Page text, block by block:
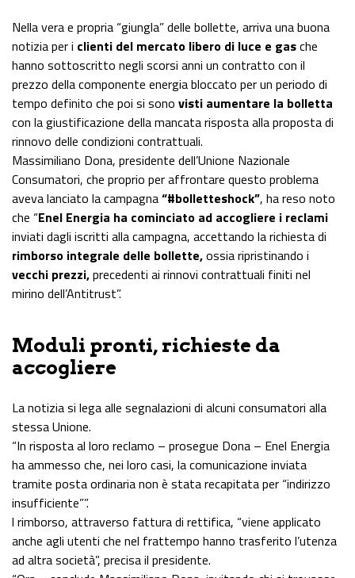
Nella vera e propria “giungla” delle bollette, arriva una buona
notizia per i clienti del mercato libero di luce e gasche
hanno sottoscritto negli scorsi anni un contratto con il
prezzo della componente energia bloccato per un periodo di
tempo definito che poi si sono visti aumentare la bolletta
con la giustificazione della mancata risposta alla proposta di
rinnovo delle condizioni contrattuali.
Massimiliano Dona, presidente dell’Unione Nazionale
Consumatori, che proprio per affrontare questo problema
aveva lanciato la campagna“#bolletteshock”, ha reso noto
che “Enel Energia ha cominciato ad accogliere i reclami
inviati dagli iscritti alla campagna, accettando la richiesta di
rimborso integrale delle bollette,ossia ripristinando i
vecchi prezzi,precedenti ai rinnovi contrattuali finiti nel
mirino dell’Antitrust”.
Moduli pronti, richieste da
accogliere
La notizia si lega alle segnalazioni di alcuni consumatori alla
stessa Unione.
“In risposta al loro reclamo – prosegue Dona – Enel Energia
ha ammesso che, nei loro casi, la comunicazione inviata
tramite posta ordinaria non è stata recapitata per “indirizzo
insufficiente””.
l rimborso, attraverso fattura di rettifica, “viene applicato
anche agli utenti che nel frattempo hanno trasferito l’utenza
ad altra società”, precisa il presidente.